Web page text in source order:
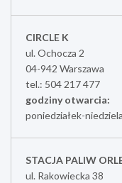
CIRCLE K
ul. Ochocza 2
04-942 Warszawa
tel.: 504 217 477
godziny otwarcia:
poniedziałek-
STACJA PALIW
ul. Rakowiecka 38